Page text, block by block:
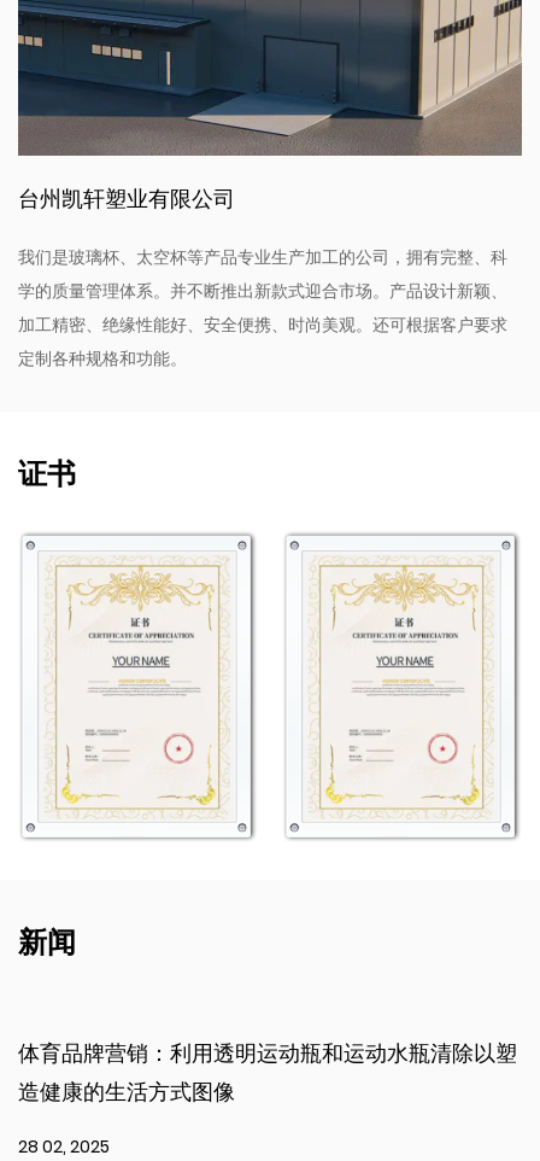
用。盖子上的安全密封可确保您的水留在它应该在的地方，
即瓶子内，而不是在您的包里或衣服上。
完全可拆卸的设计便于清洁，确保瓶子的所有部件都可以彻
底清洗。此功能对于每天使用水瓶的人来说尤其重要，因为
件也可以用洗碗机清洗，清洁起来更加方便。
总之，8072 透明简约字母运动水壶是一款多功能、耐用且
时尚的选择，适合大多数需要可靠补水解决方案的人。
台州凯轩塑业有限公司
我们是玻璃杯、太空杯等产品专业生产加工的公司，拥有完整、科
学的质量管理体系。并不断推出新款式迎合市场。产品设计新颖、
加工精密、绝缘性能好、安全便携、时尚美观。还可根据客户要求
定制各种规格和功能。
证书
新闻
牌营销：利用透明运动瓶和运动水瓶清除以塑
的生活方式图像
为什